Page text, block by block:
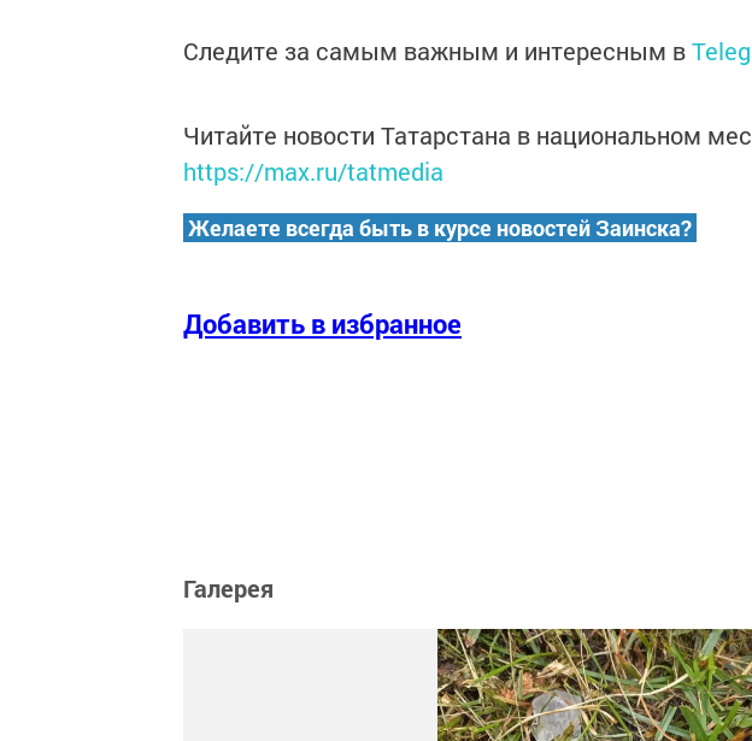
Следите за самым важным и интересным в
Читайте новости Татарстана в национальном
https://max.ru/tatmedia
Желаете всегда быть в курсе новостей Заинска?
Добавить в избранное
Галерея